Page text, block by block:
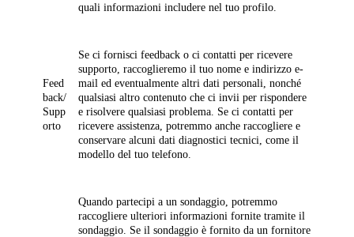
quali informazioni includere nel tuo profilo.
Feed
back/
Supp
orto
Se ci fornisci feedback o ci contatti per ricevere
supporto, raccoglieremo il tuo nome e indirizzo e-
mail ed eventualmente altri dati personali, nonché
qualsiasi altro contenuto che ci invii per rispondere
e risolvere qualsiasi problema. Se ci contatti per
ricevere assistenza, potremmo anche raccogliere e
conservare alcuni dati diagnostici tecnici, come il
modello del tuo telefono.
Quando partecipi a un sondaggio, potremmo
raccogliere ulteriori informazioni fornite tramite il
sondaggio. Se il sondaggio è fornito da un fornitore